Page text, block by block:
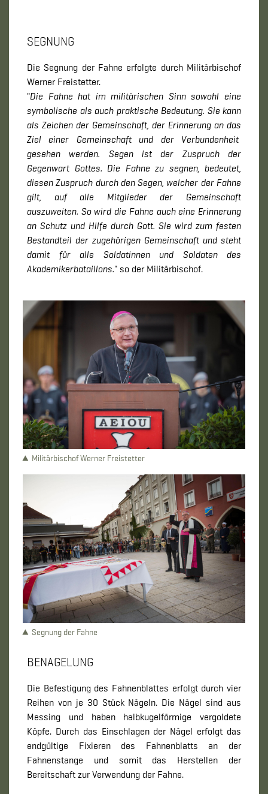
SEGNUNG
Die Segnung der Fahne erfolgte durch Militärbischof
Werner Freistetter.
"Die Fahne hat im militärischen Sinn sowohl eine
symbolische als auch praktische Bedeutung. Sie kann
als Zeichen der Gemeinschaft, der Erinnerung an das
Ziel einer Gemeinschaft und der Verbundenheit
gesehen werden. Segen ist der Zuspruch der
Gegenwart Gottes. Die Fahne zu segnen, bedeutet,
diesen Zuspruch durch den Segen, welcher der Fahne
gilt, auf alle Mitglieder der Gemeinschaft
auszuweiten. So wird die Fahne auch eine Erinnerung
an Schutz und Hilfe durch Gott. Sie wird zum festen
Bestandteil der zugehörigen Gemeinschaft und steht
damit für alle Soldatinnen und Soldaten des
Akademikerbataillons." so der Militärbischof.
Militärbischof Werner Freistetter
Segnung der Fahne
BENAGELUNG
Die Befestigung des Fahnenblattes erfolgt durch vier
Reihen von je 30 Stück Nägeln. Die Nägel sind aus
Messing und haben halbkugelförmige vergoldete
Köpfe. Durch das Einschlagen der Nägel erfolgt das
endgültige Fixieren des Fahnenblatts an der
Fahnenstange und somit das Herstellen der
Bereitschaft zur Verwendung der Fahne.